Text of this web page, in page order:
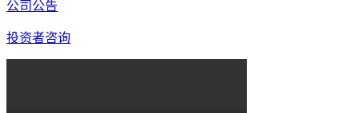
公司公告
投资者咨询